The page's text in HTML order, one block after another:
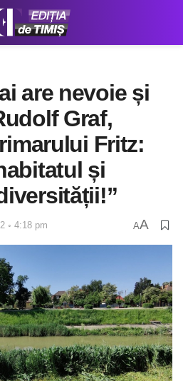
are nevoie și
Graf,
Fritz:
și
◦ 4:18 pm AA